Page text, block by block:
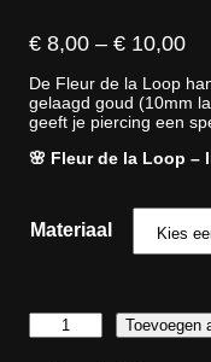
€ 8,00 – € 10,00P
i
j
k
s
:
€
De Fleur de la Loop
gelaagd goud (10mm
geeft je piercing een
🌸 Fleur de la Loop
Materiaal
l
Toevoegen